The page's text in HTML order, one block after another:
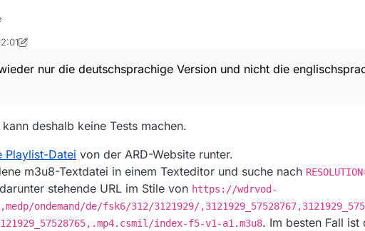
a.akamaihd.net/medp/ondemand/de/fsk6/312/3121929/
Material für mich jetzt kaum Unterschied erkennen kann ob das jetzt HD
nur die deutschsprachige Version und nicht die
deshalb keine Tests machen.
Playlist-Datei von der ARD-Website runter.
m3u8-Textdatei in einem Texteditor und suche nach
stehende URL im Stile von https://wdrvod-
ondemand/de/fsk6/312/3121929/
index-f5-v1-a1.m3u8. Im besten Fall ist